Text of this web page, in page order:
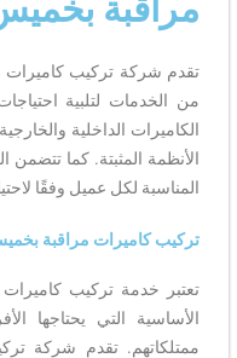
مراقبة
تقدم شركة تركيب
من الخدمات لتلبية
الكاميرات الداخلية
الأنظمة المثبتة. كما تتضمن
المناسبة لكل عميل وفقًا
تركيب كاميرات مراقبة
تعتبر خدمة تركيب
الأساسية التي يحتاجها
ممتلكاتهم. تقدم شركة